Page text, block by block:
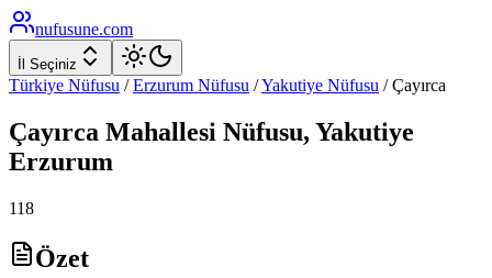
nufusune.com
İl Seçiniz
Türkiye Nüfusu / Erzurum Nüfusu /Yakutiye Nüfusu /Çayırca
Çayırca Mahallesi Nüfusu, Yakutiye
Erzurum
118
Özet